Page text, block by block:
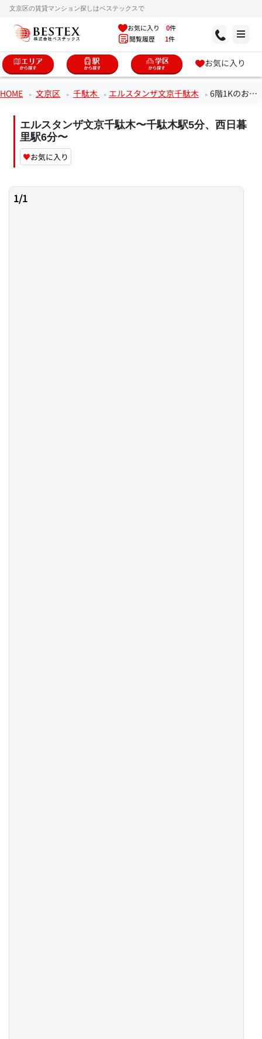
文京区の賃貸マンション探しはベステックスで
お気に入り 0件
閲覧履歴 1件
お気に入り
HOME 文京区 千駄木 エルスタンザ文京千駄木 6階1Kのお部屋
エルスタンザ文京千駄木〜千駄木駅5分、西日暮
里駅6分〜
♥お気に入り
1/1